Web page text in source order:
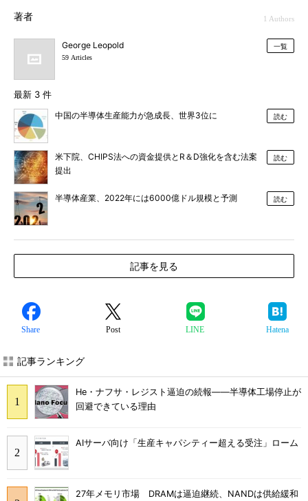
著者 1 Authors
George Leopold
59 Articles
一覧
最新 3 件
中国の半導体生産能力が急成長、世界3位に 読む
米下院、CHIPS法への資金提供とR＆D強化を含む法案
提出
読む
半導体産業、2022年には6000億ドル規模と予測 読む
記事を見る
Share Post LINE Hatena
記事ランキング
He・ナフサ・レジスト逼迫の続報――半導体工場停止が
回避できている理由
AIサーバ向け「生産キャパシティー超える受注」ローム
27年メモリ市場 DRAMは逼迫継続、NANDは供給緩和